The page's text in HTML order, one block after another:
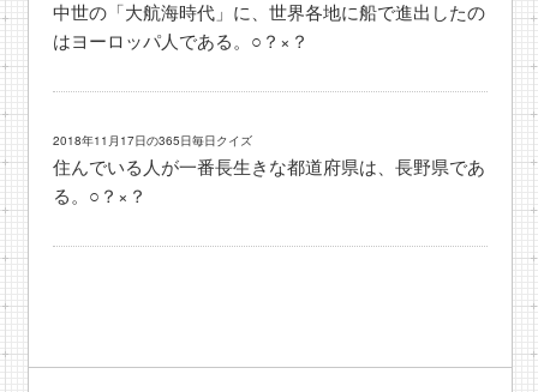
中世の「大航海時代」に、世界各地に船で進出したの
はヨーロッパ人である。○？×？
2018年11月17日の365日毎日クイズ
住んでいる人が一番長生きな都道府県は、長野県であ
る。○？×？